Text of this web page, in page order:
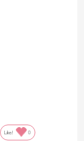
Like! 0